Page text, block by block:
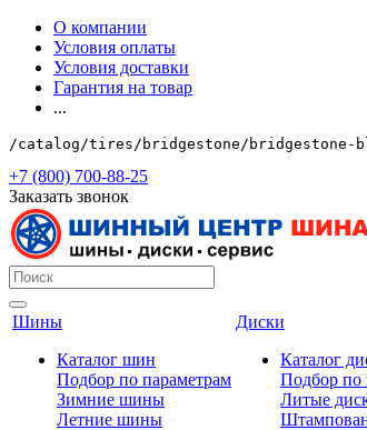
О компании
Условия оплаты
Условия доставки
Гарантия на товар
...
/catalog/tires/bridgestone/bridgestone-
+7 (800) 700-88-25
Заказать звонок
Шины
Каталог шин
Подбор по параметрам
Зимние шины
Летние шины
Диски
Каталог
Подбор по
Литые